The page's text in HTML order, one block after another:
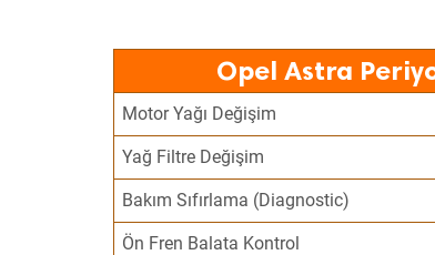
Opel Astra
Motor Yağı Değişim
Yağ Filtre Değişim
Bakım Sıfırlama (Diagnostic)
Ön Fren Balata Kontrol